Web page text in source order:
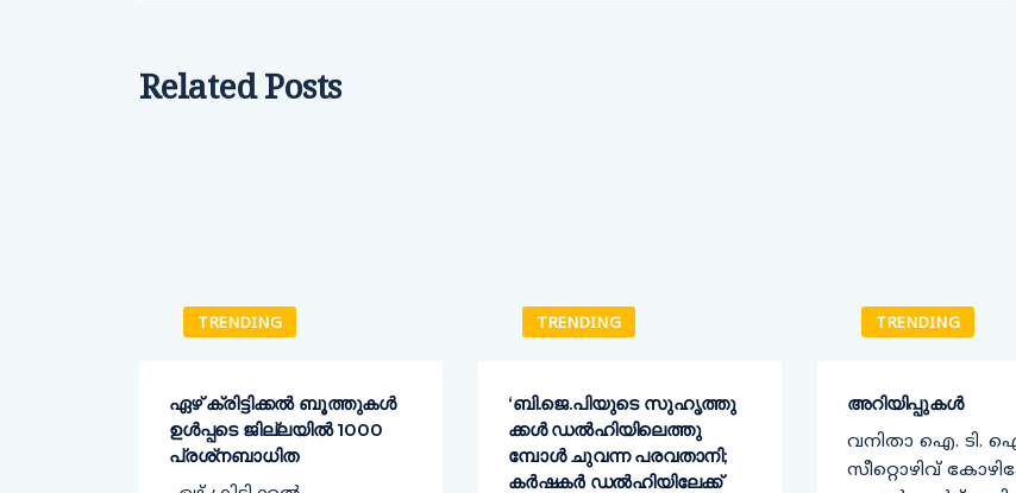
Related Posts
TRENDING
ഏഴ് ക്രിട്ടിക്കല്‍ ബൂത്തുകള്‍
ഉള്‍പ്പടെ ജില്ലയില്‍ 1000
TRENDING
‘ബി​.ജെ.പിയുടെ സുഹൃത്തു​
ക്കൾ ഡൽഹിയിലെത്തു​
മ്പോൾ ചുവന്ന പരവതാനി;
TRENDING
അറിയിപ്പുകൾ
വനിതാ ഐ. ടി.